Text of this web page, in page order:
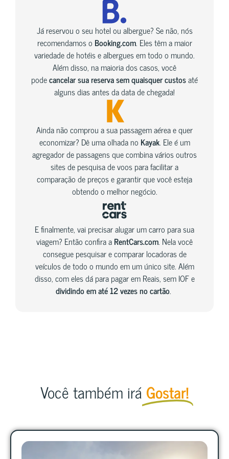
Já reservou o seu hotel ou albergue? Se não, nós
recomendamos o Booking.com. Eles têm a maior
variedade de hotéis e albergues em todo o mundo.
Além disso, na maioria dos casos, você
podecancelar sua reserva sem quaisquer custosaté
alguns dias antes da data de chegada!
Ainda não comprou a sua passagem aérea e quer
economizar? Dê uma olhada no Kayak. Ele é um
agregador de passagens que combina vários outros
sites de pesquisa de voos para facilitar a
comparação de preços e garantir que você esteja
obtendo o melhor negócio.
E finalmente, vai precisar alugar um carro para sua
viagem? Então confira aRentCars.com. Nela você
consegue pesquisar e comparar locadoras de
veículos de todo o mundo em um único site. Além
disso, com eles dá para pagar em Reais, sem IOF e
dividindo em até 12 vezes no cartão.
Você também irá Gostar!